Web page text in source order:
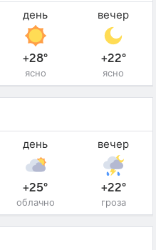
день
+28°
ясно
вечер
+22°
ясно
день
+25°
облачно
вечер
+22°
гроза